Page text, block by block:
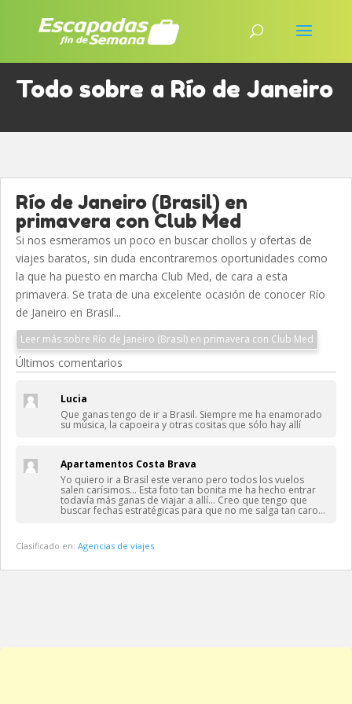
Todo sobre a Río de Janeiro
Río de Janeiro (Brasil) en
primavera con Club Med
Si nos esmeramos un poco en buscar chollos y ofertas de
viajes baratos, sin duda encontraremos oportunidades como
la que ha puesto en marcha Club Med, de cara a esta
primavera. Se trata de una excelente ocasión de conocer Río
de Janeiro en Brasil...
Leer más sobre Río de Janeiro (Brasil) en primavera con Club Med
Últimos comentarios
Lucia
Que ganas tengo de ir a Brasil. Siempre me ha enamorado
su música, la capoeira y otras cositas que sólo hay allí
Apartamentos Costa Brava
Yo quiero ir a Brasil este verano pero todos los vuelos
salen carísimos… Esta foto tan bonita me ha hecho entrar
todavía más ganas de viajar a allí… Creo que tengo que
buscar fechas estratégicas para que no me salga tan caro…
Clasificado en: Agencias de viajes